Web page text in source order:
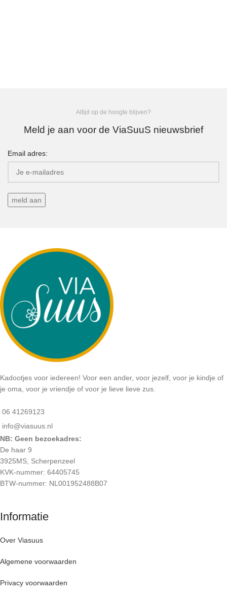
Altijd op de hoogte blijven?
Meld je aan voor de ViaSuuS nieuwsbrief
Email adres:
Kadootjes voor iedereen! Voor een ander, voor jezelf, voor je kindje of
je oma, voor je vriendje of voor je lieve lieve zus.
06 41269123
info@viasuus.nl
NB: Geen bezoekadres:
De haar 9
3925MS, Scherpenzeel
KVK-nummer: 64405745
BTW-nummer: NL001952488B07
Informatie
Over Viasuus
Algemene voorwaarden
Privacy voorwaarden